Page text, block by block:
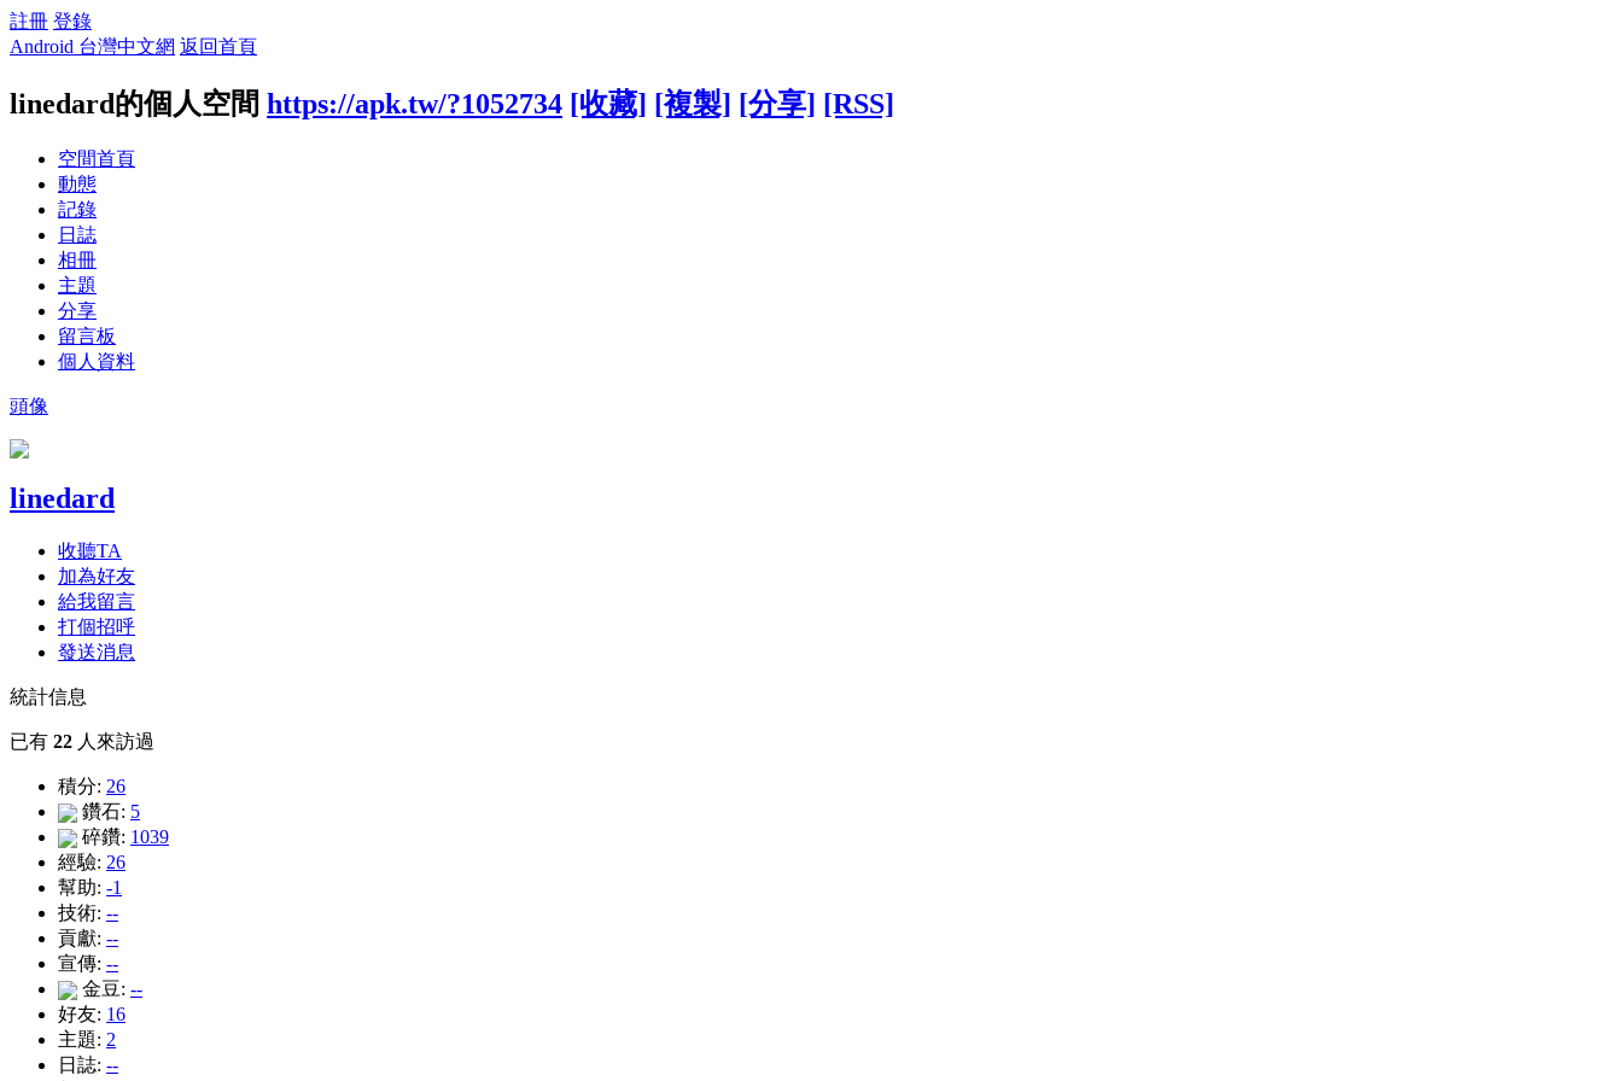
註冊 登錄
Android 台灣中文網 返回首頁
linedard的個人空間 https://apk.tw/?1052734 [收藏] [複製] [分享] [RSS]
空間首頁
動態
記錄
日誌
相冊
主題
分享
留言板
個人資料
頭像
linedard
收聽TA
加為好友
給我留言
打個招呼
發送消息
統計信息
已有 22 人來訪過
積分: 26
鑽石: 5
碎鑽: 1039
經驗: 26
幫助: -1
技術: --
貢獻: --
宣傳: --
金豆: --
好友: 16
主題: 2
日誌: --